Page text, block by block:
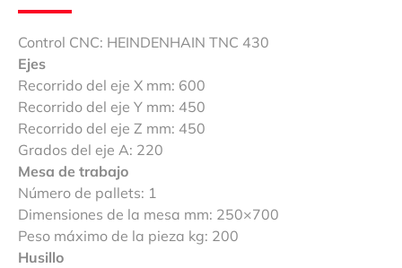
Control CNC: HEINDENHAIN TNC 430
Ejes
Recorrido del eje X mm: 600
Recorrido del eje Y mm: 450
Recorrido del eje Z mm: 450
Grados del eje A: 220
Mesa de trabajo
Número de pallets: 1
Dimensiones de la mesa mm: 250×700
Peso máximo de la pieza kg: 200
Husillo